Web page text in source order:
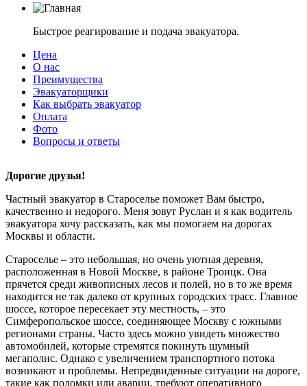
Быстрое реагирование и подача эвакуатора.
Цена
О нас
Преимущества
Эвакуаторщики
Как выбрать эвакуатор
Оплата
Фото
Вопросы и ответы
Дорогие друзья!
Частный эвакуатор в Староселье поможет Вам быстро,
качественно и недорого. Меня зовут Руслан и я как водитель
эвакуатора хочу рассказать, как мы помогаем на дорогах
Москвы и области.
Староселье – это небольшая, но очень уютная деревня,
расположенная в Новой Москве, в районе Троицк. Она
прячется среди живописных лесов и полей, но в то же время
находится не так далеко от крупных городских трасс. Главное
шоссе, которое пересекает эту местность, – это
Симферопольское шоссе, соединяющее Москву с южными
регионами страны. Часто здесь можно увидеть множество
автомобилей, которые стремятся покинуть шумный
мегаполис. Однако с увеличением транспортного потока
возникают и проблемы. Непредвиденные ситуации на дороге,
такие как поломки или аварии, требуют оперативного